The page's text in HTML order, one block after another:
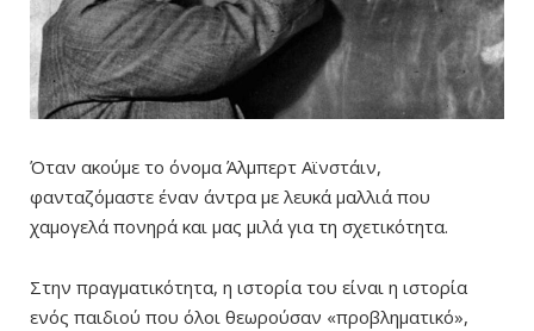
Όταν ακούμε το όνομα Άλμπερτ Αϊνστάιν,
φανταζόμαστε έναν άντρα με λευκά μαλλιά που
χαμογελά πονηρά και μας μιλά για τη σχετικότητα.
Στην πραγματικότητα, η ιστορία του είναι η ιστορία
ενός παιδιού που όλοι θεωρούσαν «προβληματικό»,